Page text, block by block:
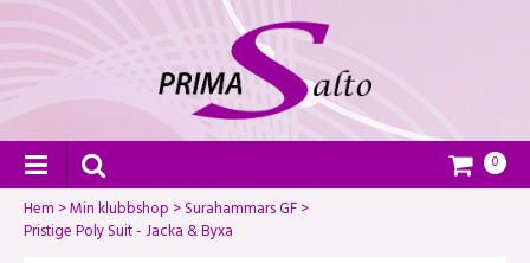
0
Hem >Min klubbshop >Surahammars GF>
Pristige Poly Suit - Jacka & Byxa